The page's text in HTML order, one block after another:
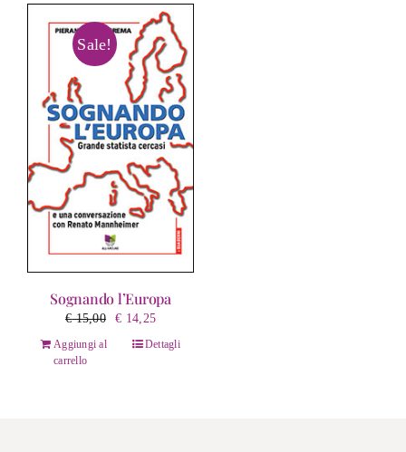
Catalogo
Sale!
Sognando l’Europa
€15,00
Il
prezzo
€ 14,25Il
prezzo
Aggiungi al
carrello
Dettagli